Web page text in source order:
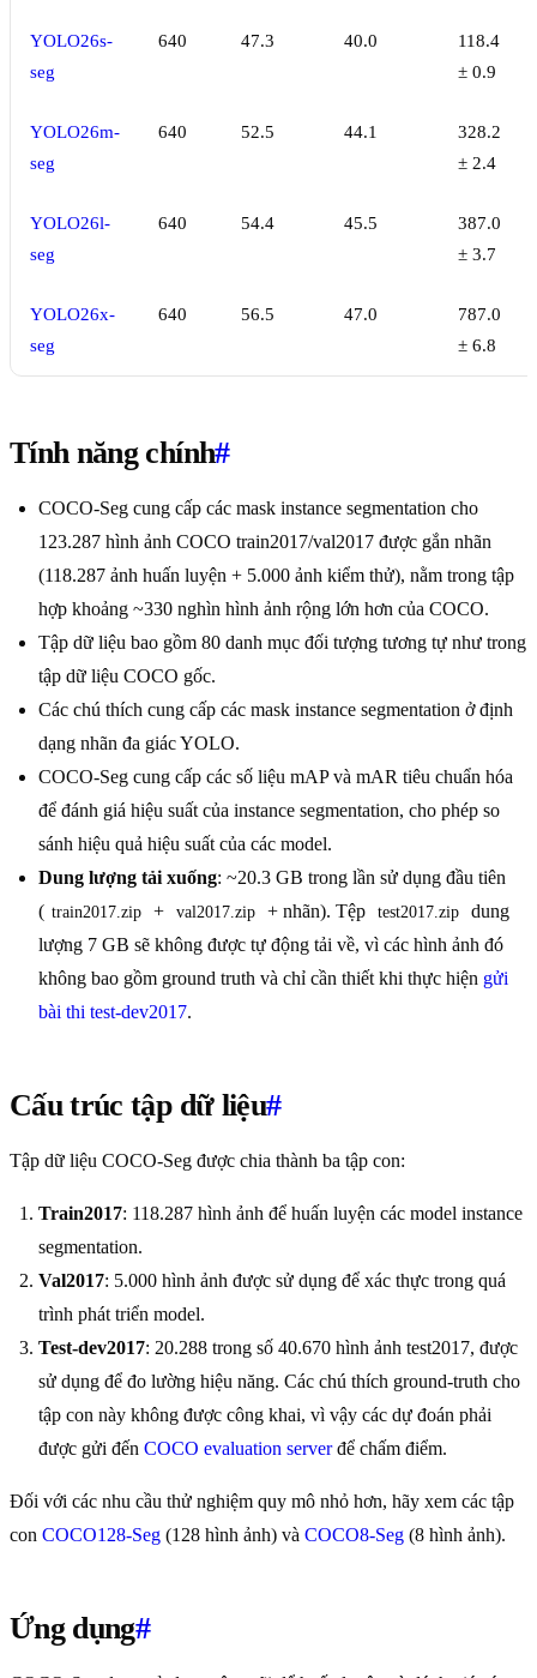
YOLO26s-
seg
640 47.3 40.0
118.4
± 0.9
YOLO26m-
seg
640 52.5 44.1
328.2
± 2.4
YOLO26l-
seg
640 54.4 45.5
387.0
± 3.7
YOLO26x-
seg
640 56.5 47.0
787.0
± 6.8
Tính năng chính#
COCO-Seg cung cấp các mask instance segmentation cho
123.287 hình ảnh COCO train2017/val2017 được gắn nhãn
(118.287 ảnh huấn luyện + 5.000 ảnh kiểm thử), nằm trong tập
hợp khoảng ~330 nghìn hình ảnh rộng lớn hơn của COCO.
Tập dữ liệu bao gồm 80 danh mục đối tượng tương tự như trong
tập dữ liệu COCO gốc.
Các chú thích cung cấp các mask instance segmentation ở định
dạng nhãn đa giác YOLO.
COCO-Seg cung cấp các số liệu mAP và mAR tiêu chuẩn hóa
để đánh giá hiệu suất của instance segmentation, cho phép so
sánh hiệu quả hiệu suất của các model.
Dung lượng tải xuống: ~20.3 GB trong lần sử dụng đầu tiên
( train2017.zip + val2017.zip + nhãn). Tệp test2017.zip
dung
lượng 7 GB sẽ không được tự động tải về, vì các hình ảnh đó
không bao gồm ground truth và chỉ cần thiết khi thực hiện gửi
bài thi test-dev2017.
Cấu trúc tập dữ liệu#
Tập dữ liệu COCO-Seg được chia thành ba tập con:
Train2017: 118.287 hình ảnh để huấn luyện các model instance
segmentation.
Val2017: 5.000 hình ảnh được sử dụng để xác thực trong quá
trình phát triển model.
Test-dev2017: 20.288 trong số 40.670 hình ảnh test2017, được
sử dụng để đo lường hiệu năng. Các chú thích ground-truth cho
tập con này không được công khai, vì vậy các dự đoán phải
được gửi đến COCO evaluation serverđể chấm điểm.
Đối với các nhu cầu thử nghiệm quy mô nhỏ hơn, hãy xem các tập
con COCO128-Seg (128 hình ảnh) và COCO8-Seg (8 hình ảnh).
Ứng dụng#